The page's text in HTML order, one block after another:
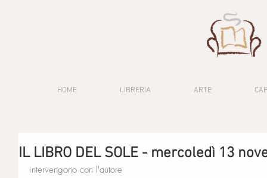
HOME LIBRERIA ARTE
IL LIBRO DEL SOLE - mercoledì 13
intervengono con l'autore